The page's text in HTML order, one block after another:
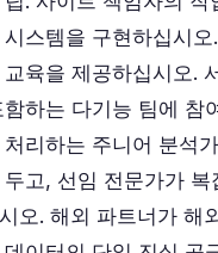
스템을 구현하십시
육을 제공하십시오.
하는 다기능 팀에 참
리하는 주니어 분석
고, 선임 전문가가 복
오. 해외 파트너가 해